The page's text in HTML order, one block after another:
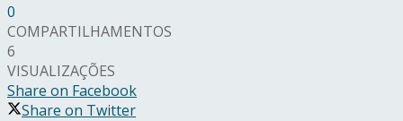
0
COMPARTILHAMENTOS
6
VISUALIZAÇÕES
Share on Facebook
Share on Twitter